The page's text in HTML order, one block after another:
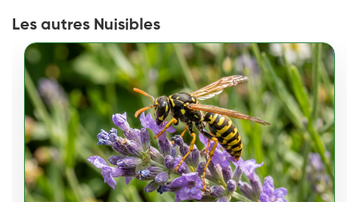
Les autres Nuisibles